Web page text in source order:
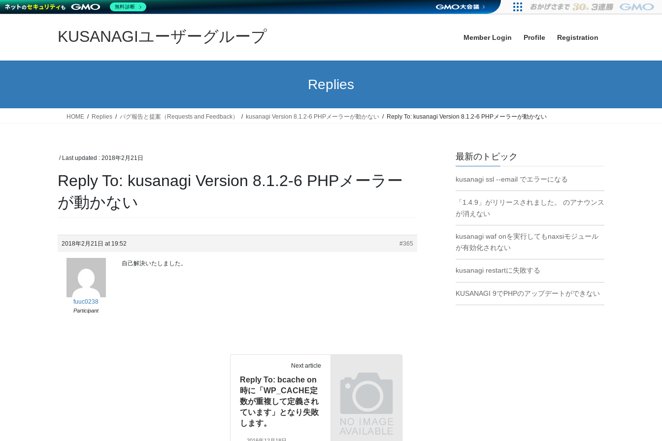
KUSANAGIユーザーグループ Member Login Profile Registration
Replies
HOME Replies バグ報告と提案（Requests and Feedback） kusanagi Version 8.1.2-6 PHPメーラーが動かない Reply To: kusanagi Version 8.1.2-6 PHPメーラーが動かない
/ Last updated : 2018年2月21日
Reply To: kusanagi Version 8.1.2-6 PHPメーラー
が動かない
2018年2月21日 at 19:52 #365
fuuc0238
Participant
自己解決いたしました。
Next article
Reply To: bcache on
時に「WP_CACHE定
数が重複して定義され
ています」となり失敗
します。
最新のトピック
kusanagi ssl --email でエラーになる
「1.4.9」がリリースされました。 のアナウンス
が消えない
kusanagi waf onを実行してもnaxsiモジュール
が有効化されない
kusanagi restartに失敗する
KUSANAGI 9でPHPのアップデートができない
無料診断